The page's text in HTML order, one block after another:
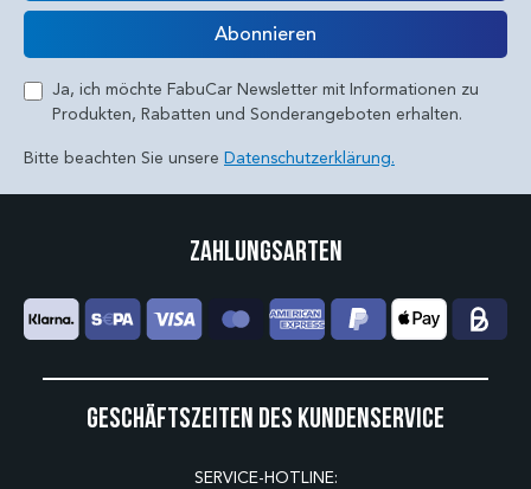
E-Mail
Abonnieren
Ja, ich möchte FabuCar Newsletter mit Informationen zu
Produkten, Rabatten und Sonderangeboten erhalten.
Bitte beachten Sie unsere Datenschutzerklärung.
Geschäftszeiten des Kundenservice
SERVICE-HOTLINE:
Zahlungsarten